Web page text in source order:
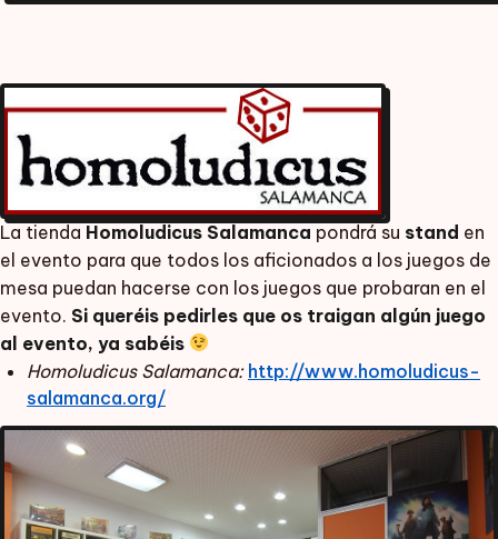
La tienda Homoludicus Salamanca pondrá su stand en
el evento para que todos los aficionados a los juegos de
mesa puedan hacerse con los juegos que probaran en el
evento. Si queréis pedirles que os traigan algún juego
al evento, ya sabéis
Homoludicus Salamanca: http://www.homoludicus-
salamanca.org/